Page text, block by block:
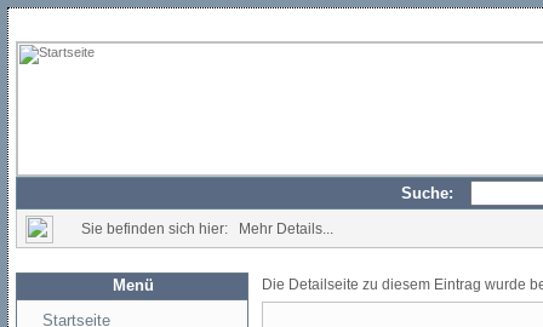
Suche:
Sie befinden sich hier: Mehr Details...
Menü
Startseite
Die Detailseite zu diesem Eintrag wurde